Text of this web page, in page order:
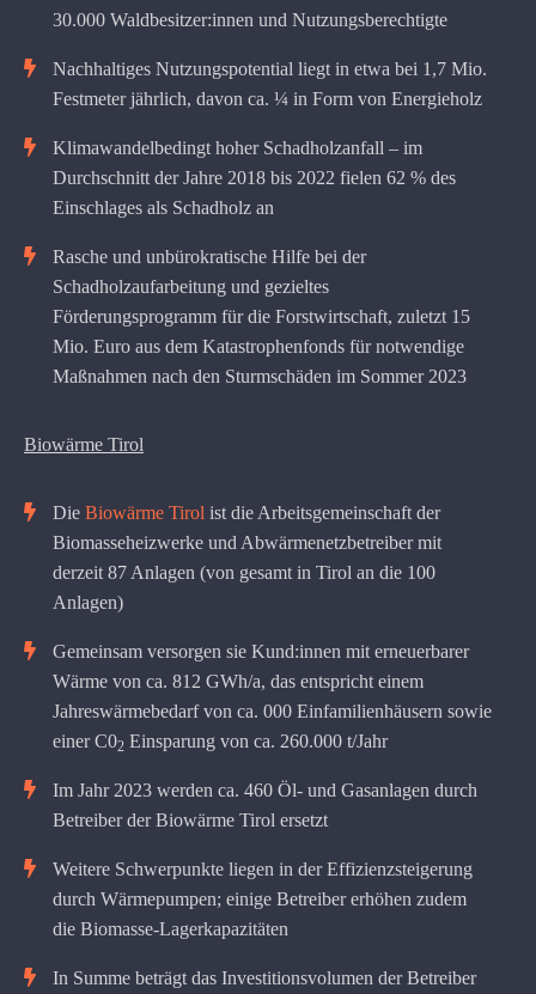
30.000 Waldbesitzer:innen und Nutzungsberechtigte
Nachhaltiges Nutzungspotential liegt in etwa bei 1,7 Mio.
Festmeter jährlich, davon ca. ¼ in Form von Energieholz
Klimawandelbedingt hoher Schadholzanfall – im
Durchschnitt der Jahre 2018 bis 2022 fielen 62 % des
Einschlages als Schadholz an
Rasche und unbürokratische Hilfe bei der
Schadholzaufarbeitung und gezieltes
Förderungsprogramm für die Forstwirtschaft, zuletzt 15
Mio. Euro aus dem Katastrophenfonds für notwendige
Maßnahmen nach den Sturmschäden im Sommer 2023
Biowärme Tirol
Die Biowärme Tirol ist die Arbeitsgemeinschaft der
Biomasseheizwerke und Abwärmenetzbetreiber mit
derzeit 87 Anlagen (von gesamt in Tirol an die 100
Anlagen)
Gemeinsam versorgen sie Kund:innen mit erneuerbarer
Wärme von ca. 812 GWh/a, das entspricht einem
Jahreswärmebedarf von ca. 000 Einfamilienhäusern sowie
einer C02 Einsparung von ca. 260.000 t/Jahr
Im Jahr 2023 werden ca. 460 Öl- und Gasanlagen durch
Betreiber der Biowärme Tirol ersetzt
Weitere Schwerpunkte liegen in der Effizienzsteigerung
durch Wärmepumpen; einige Betreiber erhöhen zudem
die Biomasse-Lagerkapazitäten
In Summe beträgt das Investitionsvolumen der Betreiber